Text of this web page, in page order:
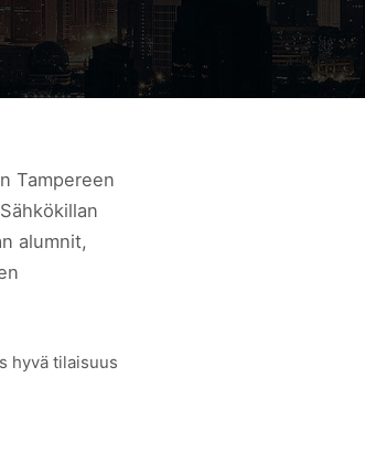
Tampereen
alumnit,
hyvä tilaisuus